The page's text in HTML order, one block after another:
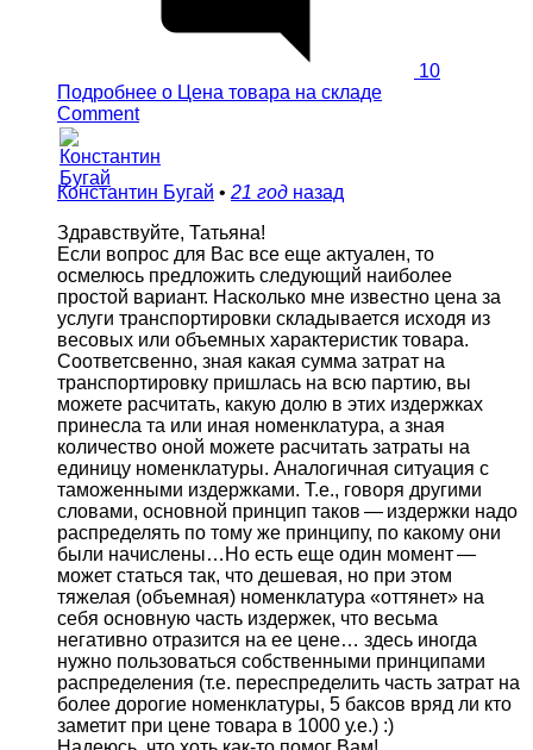
10
Подробнее о Цена товара на складе
Comment
Константин Бугай • 21 год назад
Здравствуйте, Татьяна!
Если вопрос для Вас все еще актуален, то
осмелюсь предложить следующий наиболее
простой вариант. Насколько мне известно цена за
услуги транспортировки складывается исходя из
весовых или объемных характеристик товара.
Соответсвенно, зная какая сумма затрат на
транспортировку пришлась на всю партию, вы
можете расчитать, какую долю в этих издержках
принесла та или иная номенклатура, а зная
количество оной можете расчитать затраты на
единицу номенклатуры. Аналогичная ситуация с
таможенными издержками. Т.е., говоря другими
словами, основной принцип таков — издержки надо
распределять по тому же принципу, по какому они
были начислены…Но есть еще один момент —
может статься так, что дешевая, но при этом
тяжелая (объемная) номенклатура «оттянет» на
себя основную часть издержек, что весьма
негативно отразится на ее цене… здесь иногда
нужно пользоваться собственными принципами
распределения (т.е. переспределить часть затрат на
более дорогие номенклатуры, 5 баксов вряд ли кто
заметит при цене товара в 1000 у.е.) :)